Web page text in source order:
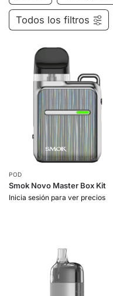
Todos los filtros
POD
Smok Novo Master Box Kit
Inicia sesión para ver precios